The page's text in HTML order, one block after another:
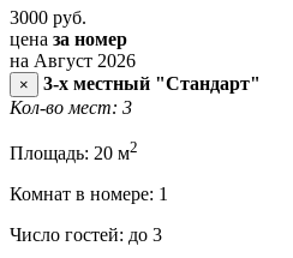
3000 руб.
цена за номер
на Август 2026
×
3-х местный "Стандарт"
Кол-во мест: 3
Площадь: 20 м2
Комнат в номере: 1
Число гостей: до 3